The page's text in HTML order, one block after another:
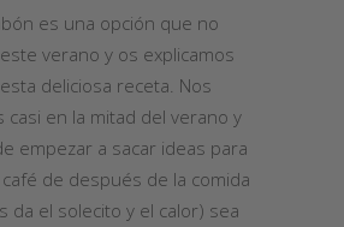
es una opción que no
verano y os explicamos
deliciosa receta. Nos
casi en la mitad del verano y
empezar a sacar ideas para
de después de la comida
da el solecito y el calor) sea